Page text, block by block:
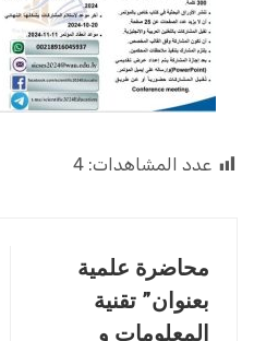
عدد المشاهدات: 4
محاضرة علمية
بعنوان” تقنية
المعلومات و